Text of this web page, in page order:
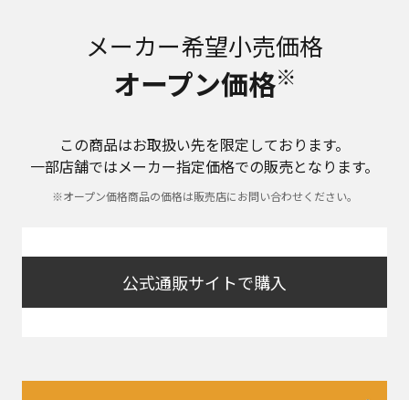
メーカー希望小売価格
オープン価格※
この商品はお取扱い先を限定しております。
一部店舗ではメーカー指定価格での販売となります。
※オープン価格商品の価格は販売店にお問い合わせください。
公式通販サイトで購入